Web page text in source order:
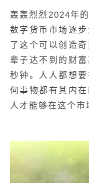
轰轰烈烈2024年
数字货币市场逐
了这个可以创造
辈子达不到的财
秒钟。人人都想
何事物都有其内
人才能够在这个市